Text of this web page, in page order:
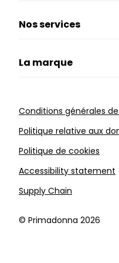
Nos services
La marque
Conditions générales
Politique relative aux
Politique de cookies
Accessibility statement
Supply Chain
©️ Primadonna 2026